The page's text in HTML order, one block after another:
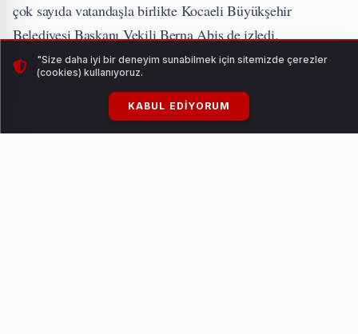
çok sayıda vatandaşla birlikte Kocaeli Büyükşehir
Belediyesi Başkanı Vekili Berna Abiş de izledi.
"Size daha iyi bir deneyim sunabilmek için sitemizde çerezler
(cookies) kullanıyoruz.
KABUL EDIYORUM